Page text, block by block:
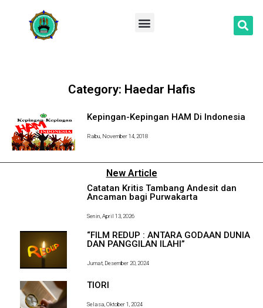
Lompat
Category: Haedar Hafis
Kepingan-Kepingan HAM Di Indonesia
Rabu, November 14, 2018
New Article
Catatan Kritis Tambang Andesit dan
Ancaman bagi Purwakarta
Senin, April 13, 2026
“FILM REDUP : ANTARA GODAAN DUNIA
DAN PANGGILAN ILAHI”
Jumat, Desember 20, 2024
TIORI
Selasa, Oktober 1, 2024